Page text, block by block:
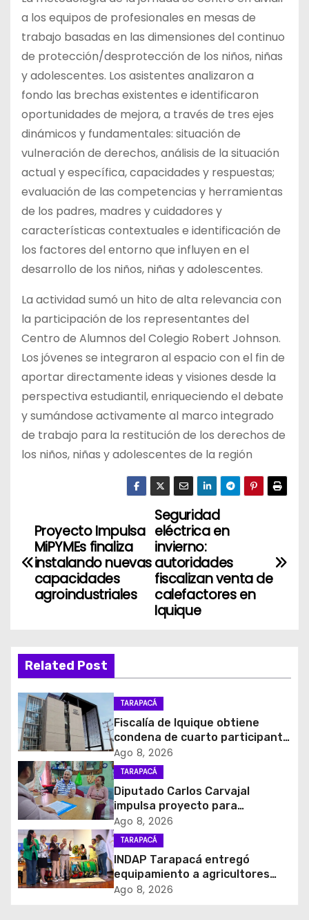
a los equipos de profesionales en mesas de
trabajo basadas en las dimensiones del continuo
de protección/desprotección de los niños, niñas
y adolescentes. Los asistentes analizaron a
fondo las brechas existentes e identificaron
oportunidades de mejora, a través de tres ejes
dinámicos y fundamentales: situación de
vulneración de derechos, análisis de la situación
actual y específica, capacidades y respuestas;
evaluación de las competencias y herramientas
de los padres, madres y cuidadores y
características contextuales e identificación de
los factores del entorno que influyen en el
desarrollo de los niños, niñas y adolescentes.
La actividad sumó un hito de alta relevancia con
la participación de los representantes del
Centro de Alumnos del Colegio Robert Johnson.
Los jóvenes se integraron al espacio con el fin de
aportar directamente ideas y visiones desde la
perspectiva estudiantil, enriqueciendo el debate
y sumándose activamente al marco integrado
de trabajo para la restitución de los derechos de
los niños, niñas y adolescentes de la región
N
a
a
c
i
ó
n
d
e
e
Seguridad
eléctrica en
invierno:
autoridades
fiscalizan venta de
calefactores en
Iquique
Proyecto Impulsa
MiPYMEs finaliza
instalando nuevas
capacidades
agroindustriales
Related Post
TARAPACÁ
Fiscalía de Iquique obtiene
condena de cuarto participante
en violento asalto a
comerciante
Ago 8, 2026
TARAPACÁ
Diputado Carlos Carvajal
impulsa proyecto para
homenajear en vida al campeón
mundial Raúl Choque
Ago 8, 2026
TARAPACÁ
INDAP Tarapacá entregó
equipamiento a agricultores
para prevenir la mosca de la
Ago 8, 2026